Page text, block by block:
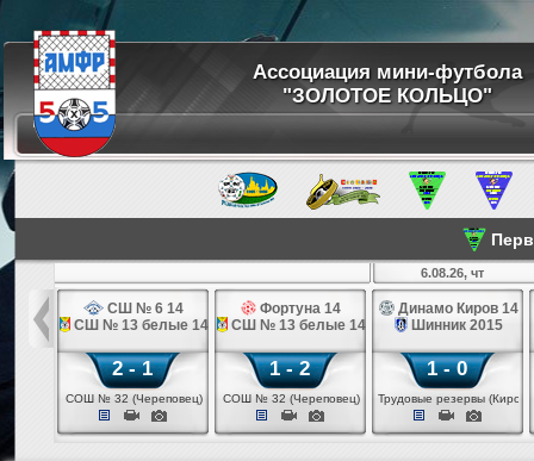
Ассоциация мини-футбола
"ЗОЛОТОЕ КОЛЬЦО"
СШ № 6 14
СШ № 13 белые 14
2 - 1
СОШ № 32 (Череповец)
Фортуна 14
СШ № 13 белые 14
1 - 2
СОШ № 32 (Череповец)
6.08.26, чт
Динамо Киров 14
Шинник 2015
1 - 0
Трудовые резервы (Киров)